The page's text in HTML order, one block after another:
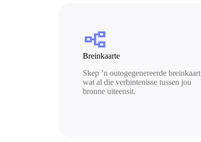
flowchart
Breinkaarte
Skep ’n outogegenereerde breinkaart
wat al die verbintenisse tussen jou
bronne uiteensit.